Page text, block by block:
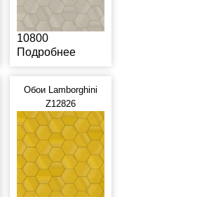
10800
Подробнее
Обои Lamborghini
Z12826